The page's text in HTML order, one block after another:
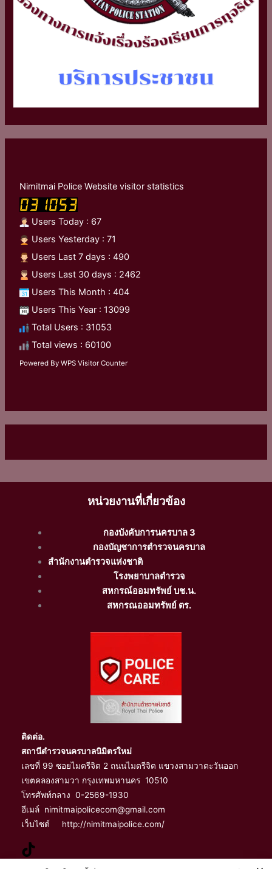
Nimitmai Police Website visitor statistics
Users Today : 67
Users Yesterday : 71
Users Last 7 days : 490
Users Last 30 days : 2462
Users This Month : 404
Users This Year : 13099
Total Users : 31053
Total views : 60100
Powered ByWPS Visitor Counter
หน่วยงานที่เกี่ยวข้อง
กองบังคับการนครบาล 3
กองบัญชาการตำรวจนครบาล
สำนักงานตำรวจแห่งชาติ
โรงพยาบาลตำรวจ
สหกรณ์ออมทรัพย์ บช.น.
สหกรณออมทรัพย์ ตร.
ติดต่อ.
สถานีตำรวจนครบาลนิมิตรใหม่
เลขที่ 99 ซอยไมตรีจิต 2 ถนนไมตรีจิต แขวงสามวาตะวันออก
เขตคลองสามวา กรุงเทพมหานคร 10510
โทรศัพท์กลาง 0-2569-1930
อีเมล์ nimitmaipolicecom@gmail.com
เว็บไซต์ http://nimitmaipolice.com/